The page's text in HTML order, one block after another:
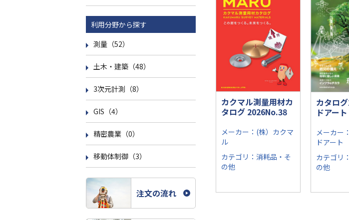
カクマル測量用材カ
タログ 2026No.38
メーカー：(株）カクマ
ル
カテゴリ：消耗品・そ
の他
カタロ
ドアート
メーカー
ドアート
カテゴリ
の他
利用分野から探す
測量（52）
土木・建築（48）
3次元計測（8）
GIS（4）
精密農業（0）
移動体制御（3）
注文の流れ